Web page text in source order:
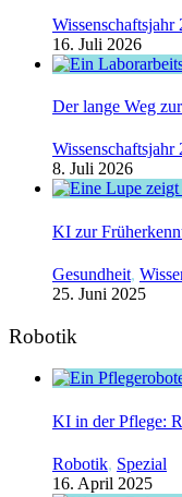
Wissenschaftsjahr
16. Juli 2026
Der lange Weg
Wissenschaftsjahr
8. Juli 2026
KI zur
Gesundheit,
25. Juni 2025
Robotik
KI in der Pflege:
Robotik, Spezial
16. April 2025